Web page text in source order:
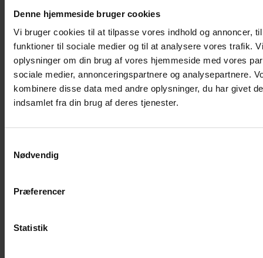
Denne hjemmeside bruger cookies
Vi bruger cookies til at tilpasse vores indhold og annoncer,
funktioner til sociale medier og til at analysere vores trafik.
oplysninger om din brug af vores hjemmeside med vores
sociale medier, annonceringspartnere og analysepartnere.
kombinere disse data med andre oplysninger, du har givet
indsamlet fra din brug af deres tjenester.
Nødvendig
Præferencer
Statistik
Kaninbur
Rottebur
Marsvinebur
Løbegård
Overdækning løbegård
Indretning til bure